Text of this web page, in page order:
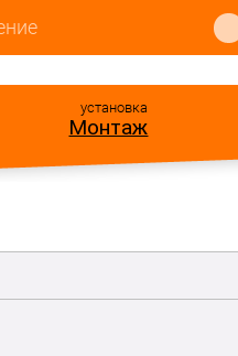
установка
Монтаж